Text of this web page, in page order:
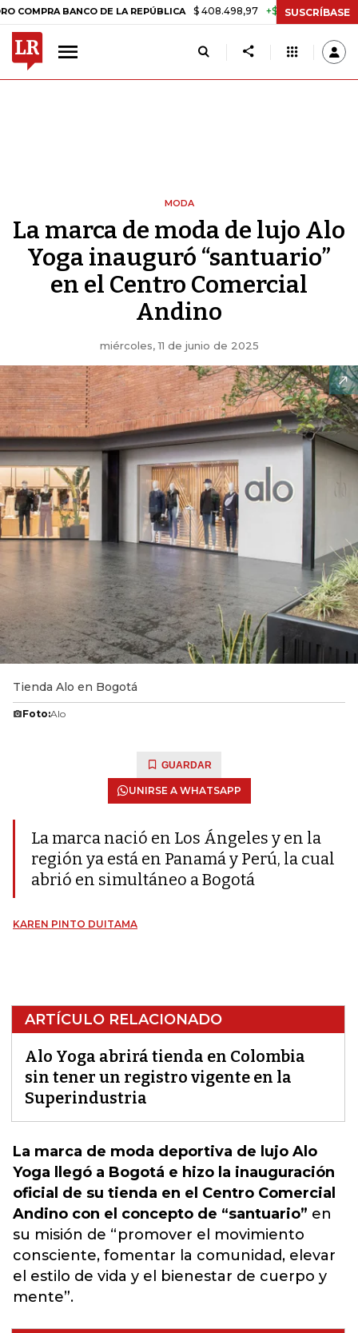
BANCO DE LA REPÚBLICA $ 408.498,97 +$ 8.753,81 +2,19%
SUSCRÍBASE
MODA
La marca de moda de lujo Alo
Yoga inauguró “santuario”
en el Centro Comercial
Andino
miércoles, 11 de junio de 2025
Tienda Alo en Bogotá
Foto:Alo
GUARDAR
UNIRSE A WHATSAPP
La marca nació en Los Ángeles y en la
región ya está en Panamá y Perú, la cual
abrió en simultáneo a Bogotá
KAREN PINTO DUITAMA
ARTÍCULO RELACIONADO
Alo Yoga abrirá tienda en Colombia
sin tener un registro vigente en la
Superindustria
La marca de moda deportiva de lujo Alo
Yoga llegó a Bogotá e hizo la inauguración
oficial de su tienda en el Centro Comercial
Andino con el concepto de “santuario” en
su misión de “promover el movimiento
consciente, fomentar la comunidad, elevar
el estilo de vida y el bienestar de cuerpo y
mente”.